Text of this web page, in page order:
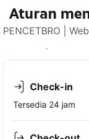
Aturan
PENCETBRO |
Lihat ketersediaan
Check-in
Tersedia 24 jam